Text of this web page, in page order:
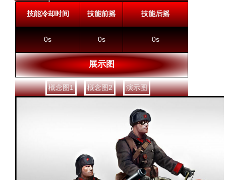
技能冷却时间 技能前摇 技能后摇
0s 0s 0s
展示图
概念图1 概念图2 演示图